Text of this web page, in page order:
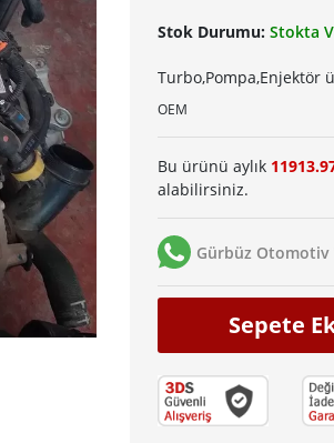
Stok Durumu: Stokta
Turbo,Pompa,Enjektör
OEM
Bu ürünü aylık
alabilirsiniz.
Gürbüz Otomotiv
Sepete